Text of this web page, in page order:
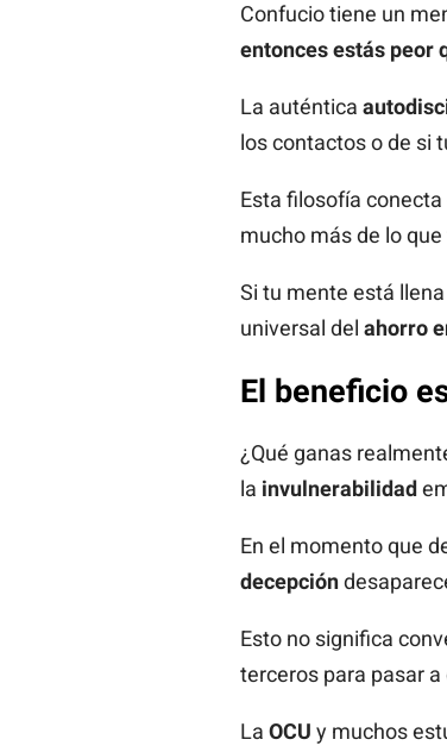
Confucio tiene un
entonces estás peor
La auténtica
los contactos o de si
Esta filosofía
mucho más de lo
Si tu mente está
universal del ahorro
El beneficio
¿Qué ganas
la invulnerabilidad
En el momento que
decepción
Esto no significa
terceros para pasar
La OCU y muchos